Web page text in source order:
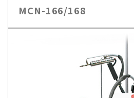
MCN-166/168